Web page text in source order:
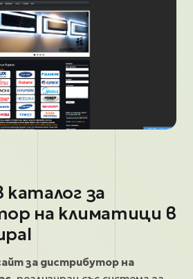
за
на климатици в
за дистрибутор на